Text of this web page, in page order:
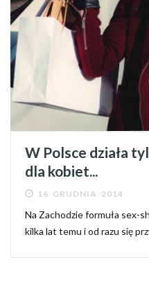
W Polsce działa
dla kobiet...
16 GRUDNIA 2014
Na Zachodzie formuła sex-
kilka lat temu i od razu się